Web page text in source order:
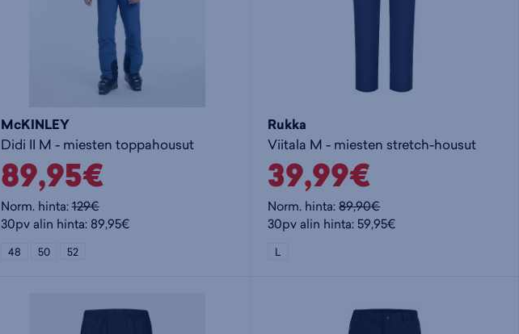
McKINLEY
Didi II M - miesten toppahousut
89,95€
Norm. hinta:129€
30pv alin hinta: 89,95€
48 50 52
Rukka
Viitala M - miesten stretch-housut
39,99€
Norm. hinta:89,90€
30pv alin hinta: 59,95€
L